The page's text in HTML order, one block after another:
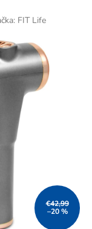
FIT Life
€42,99
–20 %